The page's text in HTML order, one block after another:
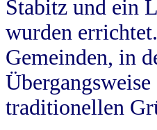
Stabitz und ein
wurden
Gemeinden, in
traditionellen